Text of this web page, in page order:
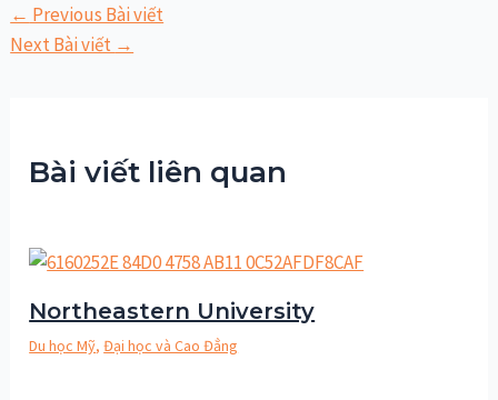
← Previous Bài viết
Next Bài viết →
Bài viết liên quan
Northeastern University
Du học Mỹ,Đại học và Cao Đẳng